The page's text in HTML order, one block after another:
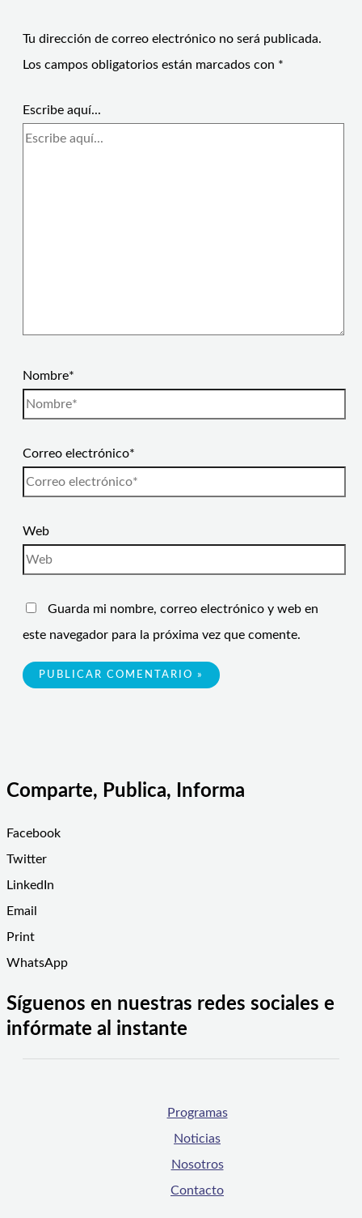
Tu dirección de correo electrónico no será publicada.
Los campos obligatorios están marcados con *
Escribe aquí...
Nombre*
Correo electrónico*
Web
Guarda mi nombre, correo electrónico y web en
este navegador para la próxima vez que comente.
Comparte, Publica, Informa
Facebook
Twitter
LinkedIn
Email
Print
WhatsApp
Síguenos en nuestras redes sociales e
infórmate al instante
Programas
Noticias
Nosotros
Contacto